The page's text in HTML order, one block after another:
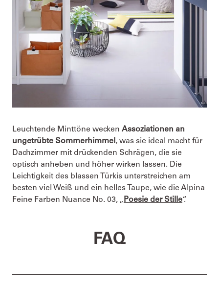
Leuchtende Minttöne wecken Assoziationen an
ungetrübte Sommerhimmel , was sie ideal macht für
Dachzimmer mit drückenden Schrägen, die sie
optisch anheben und höher wirken lassen. Die
Leichtigkeit des blassen Türkis unterstreichen am
besten viel Weiß und ein helles Taupe, wie die Alpina
Feine Farben Nuance No. 03, „ Poesie der Stille“.
FAQ